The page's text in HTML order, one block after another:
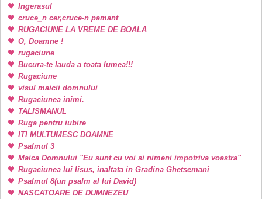
Ingerasul
cruce_n cer,cruce-n pamant
RUGACIUNE LA VREME DE BOALA
O, Doamne !
rugaciune
Bucura-te lauda a toata lumea!!!
Rugaciune
visul maicii domnului
Rugaciunea inimi.
TALISMANUL
Ruga pentru iubire
ITI MULTUMESC DOAMNE
Psalmul 3
Maica Domnului "Eu sunt cu voi si nimeni impotriva voastra"
Rugaciunea lui Iisus, inaltata in Gradina Ghetsemani
Psalmul 8(un psalm al lui David)
NASCATOARE DE DUMNEZEU